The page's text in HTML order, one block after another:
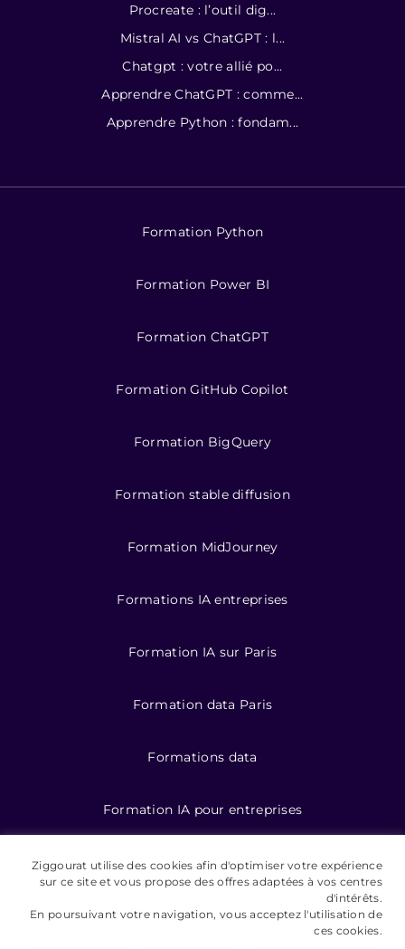
Procreate : l’outil dig...
Mistral AI vs ChatGPT : l...
Chatgpt : votre allié po...
Apprendre ChatGPT : comme...
Apprendre Python : fondam...
Formation Python
Formation Power BI
Formation ChatGPT
Formation GitHub Copilot
Formation BigQuery
Formation stable diffusion
Formation MidJourney
Formations IA entreprises
Formation IA sur Paris
Formation data Paris
Formations data
Formation IA pour entreprises
©️ 2026 Ziggourat formations
Mentions légales
Ziggourat utilise des cookies afin d'optimiser votre expérience
sur ce site et vous propose des offres adaptées à vos centres
d'intérêts.
En poursuivant votre navigation, vous acceptez l'utilisation de
ces cookies.